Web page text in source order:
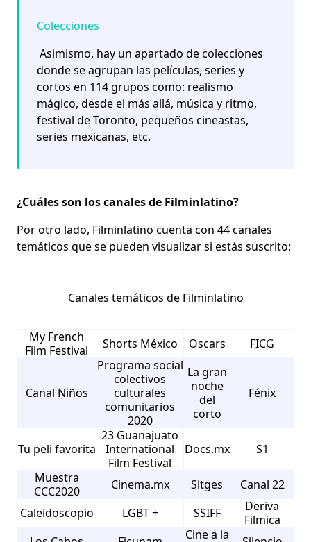
Colecciones
Asimismo, hay un apartado de colecciones
donde se agrupan las películas, series y
cortos en 114 grupos como: realismo
mágico, desde el más allá, música y ritmo,
festival de Toronto, pequeños cineastas,
series mexicanas, etc.
¿Cuáles son los canales de Filminlatino?
Por otro lado, Filminlatino cuenta con 44 canales
temáticos que se pueden visualizar si estás suscrito:
Canales temáticos de Filminlatino
My French
Film Festival
Shorts México Oscars FICG
Canal Niños
Programa social
colectivos
culturales
comunitarios
2020
La gran
noche
del
corto
Fénix
Tu peli favorita
23 Guanajuato
International
Film Festival
Docs.mx
S1
Muestra
CCC2020
Cinema.mx Sitges
Canal 22
Caleidoscopio
LGBT + SSIFF
Deriva
Filmica
Cine a la